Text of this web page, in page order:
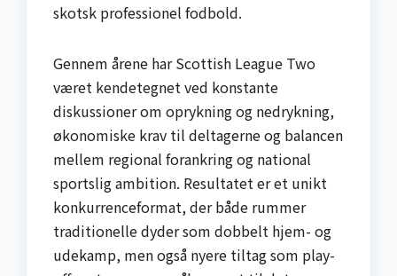
skotsk professionel fodbold.
Gennem årene har Scottish League Two
været kendetegnet ved konstante
diskussioner om oprykning og nedrykning,
økonomiske krav til deltagerne og balancen
mellem regional forankring og national
sportslig ambition. Resultatet er et unikt
konkurrenceformat, der både rummer
traditionelle dyder som dobbelt hjem- og
udekamp, men også nyere tiltag som play-